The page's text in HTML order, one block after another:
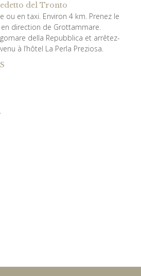
del Tronto
ou en taxi. Environ 4 km. Prenez le
direction de Grottammare.
della Repubblica et arrêtez-
à l’hôtel La Perla Preziosa.